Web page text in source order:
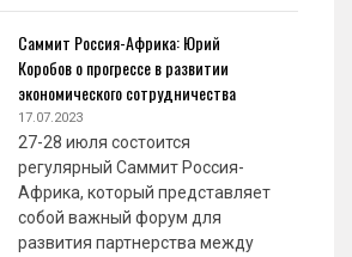
Саммит Россия-Африка: Юрий
Коробов о прогрессе в развитии
экономического сотрудничества
17.07.2023
27-28 июля состоится
регулярный Саммит Россия-
Африка, который представляет
собой важный форум для
развития партнерства между